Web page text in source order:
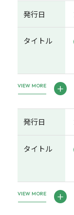
発行日
タイトル
VIEW MORE
発行日
タイトル
VIEW MORE